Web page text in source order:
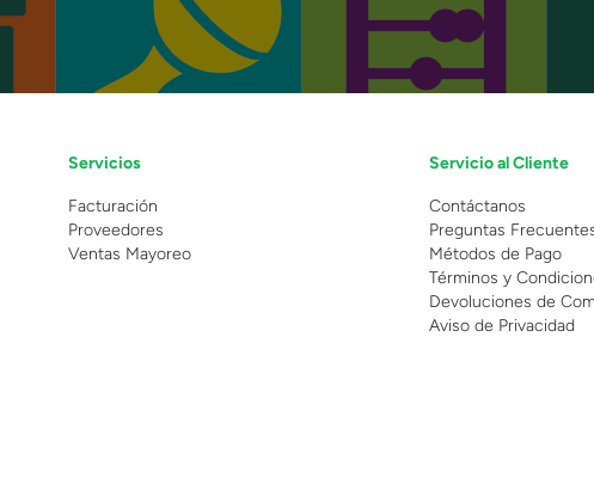
Servicios
Facturación
Proveedores
Ventas Mayoreo
Servicio al Cliente
Contáctanos
Preguntas
Métodos de Pago
Términos y
Devoluciones de
Aviso de Privacidad